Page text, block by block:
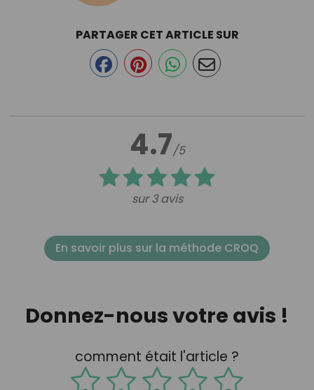
4.7/5
sur 3 avis
PARTAGER CET ARTICLE SUR
En savoir plus sur la méthode CROQ
Donnez-nous votre avis !
comment était l'article ?